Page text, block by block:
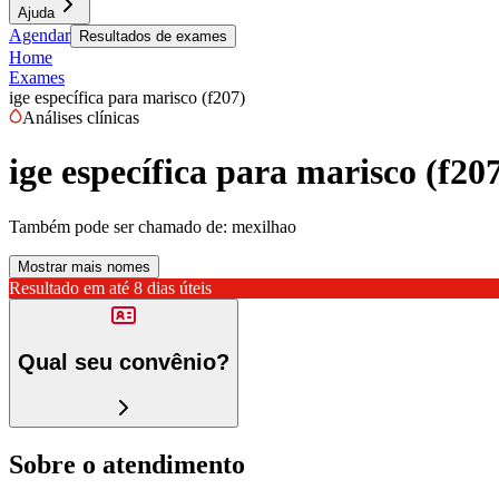
Ajuda
Agendar Resultados de exames
Home
Exames
ige específica para marisco (f207)
Análises clínicas
ige específica para marisco
Também pode ser chamado de: mexilhao
Mostrar mais nomes
Resultado em até 8 dias úteis
Qual seu convênio?
Sobre o atendimento